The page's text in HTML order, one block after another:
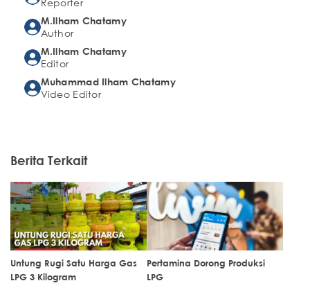
M.Ilham Chatamy
Author
M.Ilham Chatamy
Editor
Muhammad Ilham Chatamy
Video Editor
Berita Terkait
Untung Rugi Satu Harga Gas
LPG 3 Kilogram
Pertamina Dorong Produksi
LPG